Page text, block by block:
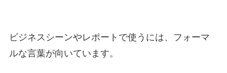
ビジネスシーンやレポートで使うには、フォーマ
ルな言葉が向いています。